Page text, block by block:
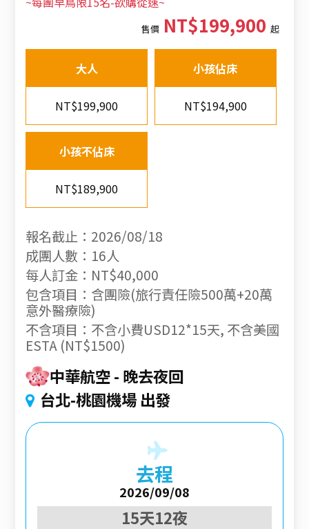
售價NT$199,900 起
大人
NT$199,900
小孩佔床
NT$194,900
小孩不佔床
NT$189,900
報名截止：2026/08/18
成團人數：16人
每人訂金：NT$40,000
包含項目：含團險(旅行責任險500萬+20萬
意外醫療險)
不含項目：不含小費USD12*15天, 不含美國
ESTA (NT$1500)
中華航空 晚去夜回
台北-桃園機場 出發
去程
2026/09/08
15天12夜